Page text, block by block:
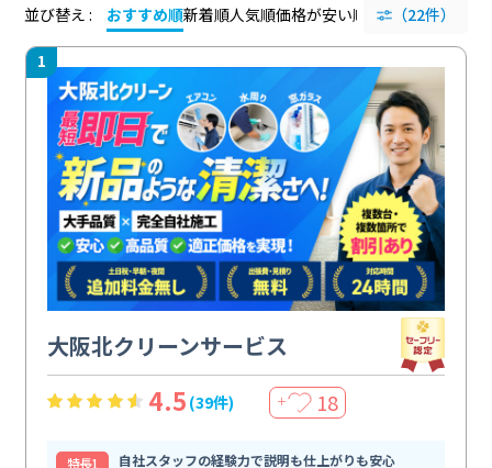
並び替え :
おすすめ順新着順人気順価格が安い順 評価が高い順
（22件）
1
大阪北クリーンサービス
4.5 (39件) ＋ 18
特⻑1
自社スタッフの経験力で説明も仕上がりも安心